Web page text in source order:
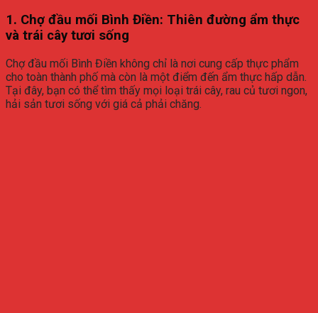
1. Chợ đầu mối Bình Điền: Thiên đường ẩm thực
và trái cây tươi sống
Chợ đầu mối Bình Điền không chỉ là nơi cung cấp thực phẩm
cho toàn thành phố mà còn là một điểm đến ẩm thực hấp dẫn.
Tại đây, bạn có thể tìm thấy mọi loại trái cây, rau củ tươi ngon,
hải sản tươi sống với giá cả phải chăng.